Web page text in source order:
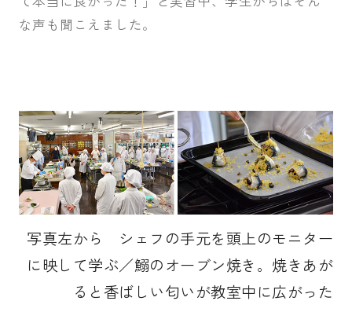
な声も聞こえました。
写真左から シェフの手元を頭上のモニター
に映して学ぶ／鰯のオーブン焼き。焼きあが
ると香ばしい匂いが教室中に広がった